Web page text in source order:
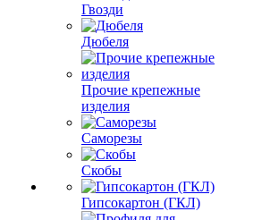
Гвозди
Дюбеля
Прочие крепежные
изделия
Саморезы
Скобы
Гипсокартон (ГКЛ)